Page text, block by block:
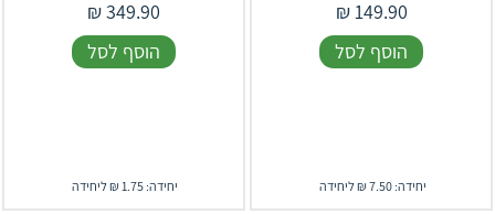
149.90
₪
הוסף לסל
יחידה: 7.50 ₪ ליחידה
349.90
₪
הוסף לסל
יחידה: 1.75 ₪ ליחידה